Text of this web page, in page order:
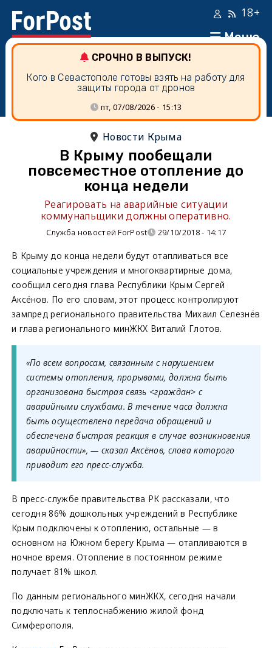
Меню
18+
СРОЧНО В ВЫПУСК!
Кого в Севастополе готовы взять на работу для
защиты города от дронов
пт, 07/08/2026 - 15:13
Новости Крыма
В Крыму пообещали
повсеместное отопление до
конца недели
Реагировать на аварийные ситуации
коммунальщики должны оперативно.
Служба новостей ForPost 29/10/2018 - 14:17
В Крыму до конца недели будут отапливаться все
социальные учреждения и многоквартирные дома,
сообщил сегодня глава Республики Крым Сергей
Аксёнов. По его словам, этот процесс контролируют
зампред регионального правительства Михаил Селезнёв
и глава регионального минЖКХ Виталий Глотов.
«По всем вопросам, связанным с нарушением
системы отопления, прорывами, должна быть
организована быстрая связь <граждан> с
аварийными службами. В течение часа должна
быть осуществлена передача обращений и
обеспечена быстрая реакция в случае возникновения
аварийности», — сказал Аксёнов, слова которого
приводит его пресс-служба.
В пресс-службе правительства РК рассказали, что
сегодня 86% дошкольных учреждений в Республике
Крым подключены к отоплению, остальные — в
основном на Южном берегу Крыма — отапливаются в
ночное время. Отопление в постоянном режиме
получает 81% школ.
По данным регионального минЖКХ, сегодня начали
подключать к теплоснабжению жилой фонд
Симферополя.